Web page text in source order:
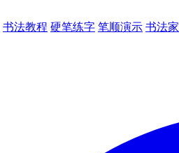
书法教程 硬笔练字 笔顺演示 书法家